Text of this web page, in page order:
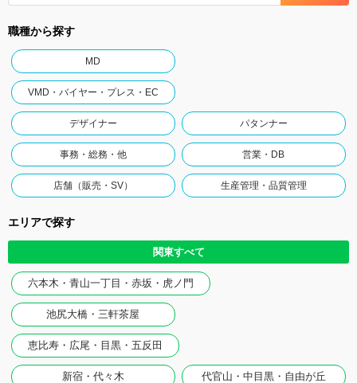
職種から探す
MD
VMD・バイヤー・プレス・EC
デザイナー パタンナー
事務・総務・他 営業・DB
店舗（販売・SV） 生産管理・品質管理
エリアで探す
関東すべて
六本木・青山一丁目・赤坂・虎ノ門
池尻大橋・三軒茶屋
恵比寿・広尾・目黒・五反田
新宿・代々木 代官山・中目黒・自由が丘